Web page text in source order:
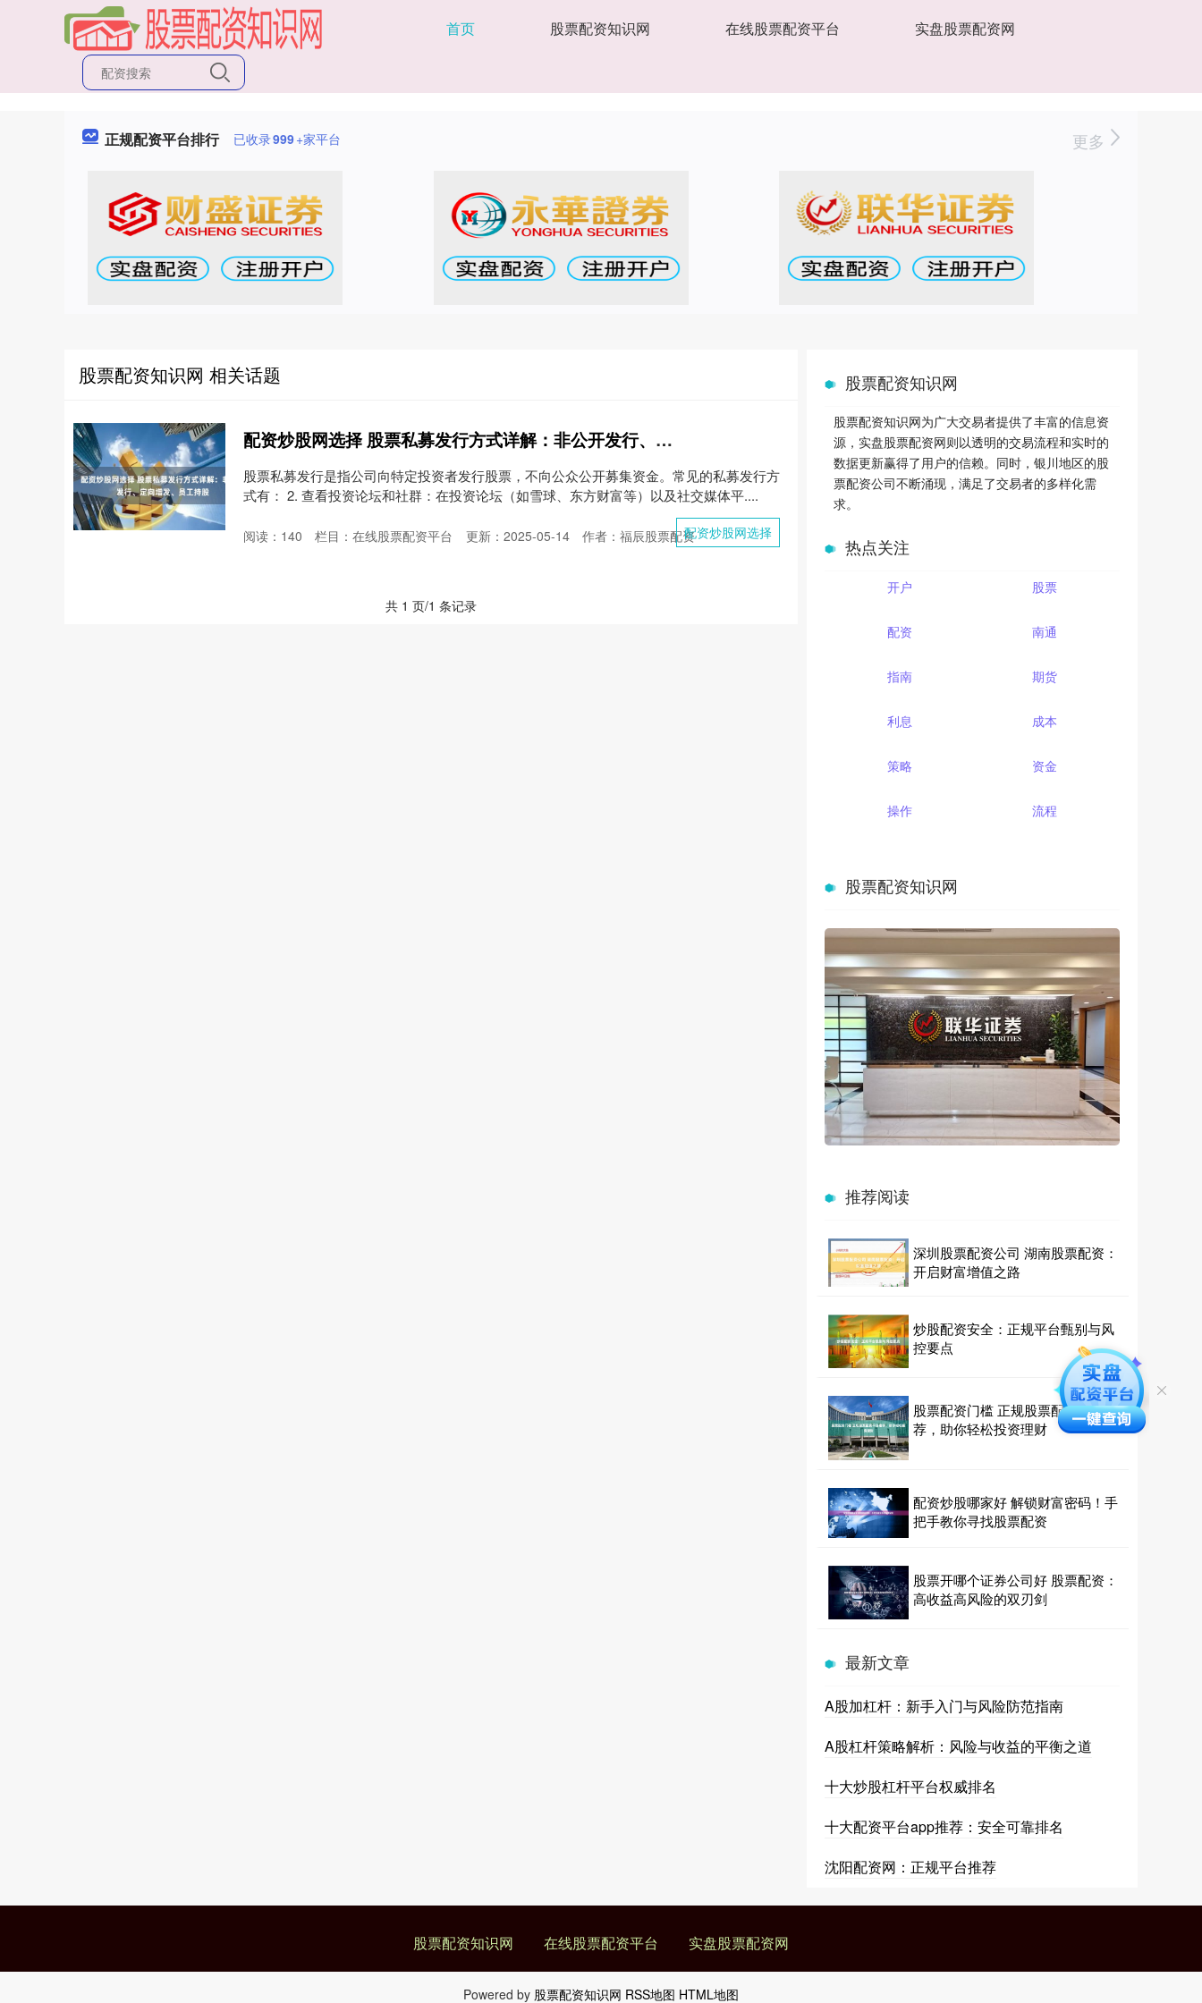
首页 股票配资知识网 在线股票配资平台 实盘股票配资网
正规配资平台排行 已收录999+家平台 更多
股票配资知识网 相关话题
配资炒股网选择 股票私募发行方式详解：非公开发行、定向增发、员工持股
股票私募发行是指公司向特定投资者发行股票，不向公众公开募集资金。常见的私募发行方
式有： 2. 查看投资论坛和社群：在投资论坛（如雪球、东方财富等）以及社交媒体平....
配资炒股网选择
更新：2025-05-14 作者：福辰股票配资
阅读： 140 栏目： 在线股票配资平台
共 1 页/1 条记录
股票配资知识网
股票配资知识网为广大交易者提供了丰富的信息资
源，实盘股票配资网则以透明的交易流程和实时的
数据更新赢得了用户的信赖。同时，银川地区的股
票配资公司不断涌现，满足了交易者的多样化需
求。
热点关注
开户 股票
配资 南通
指南 期货
利息 成本
策略 资金
操作 流程
股票配资知识网
推荐阅读
深圳股票配资公司 湖南股票配资：
开启财富增值之路
炒股配资安全：正规平台甄别与风
控要点
股票配资门槛 正规股票配资平台推
荐，助你轻松投资理财
配资炒股哪家好 解锁财富密码！手
把手教你寻找股票配资
股票开哪个证券公司好 股票配资：
高收益高风险的双刃剑
最新文章
A股加杠杆：新手入门与风险防范指南
A股杠杆策略解析：风险与收益的平衡之道
十大炒股杠杆平台权威排名
十大配资平台app推荐：安全可靠排名
沈阳配资网：正规平台推荐
股票配资知识网 在线股票配资平台 实盘股票配资网
Powered by 股票配资知识网 RSS地图 HTML地图